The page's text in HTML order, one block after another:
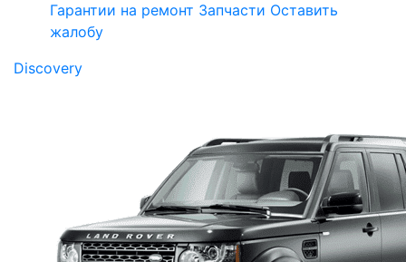
Гарантии на ремонт Запчасти Оставить
жалобу
Discovery